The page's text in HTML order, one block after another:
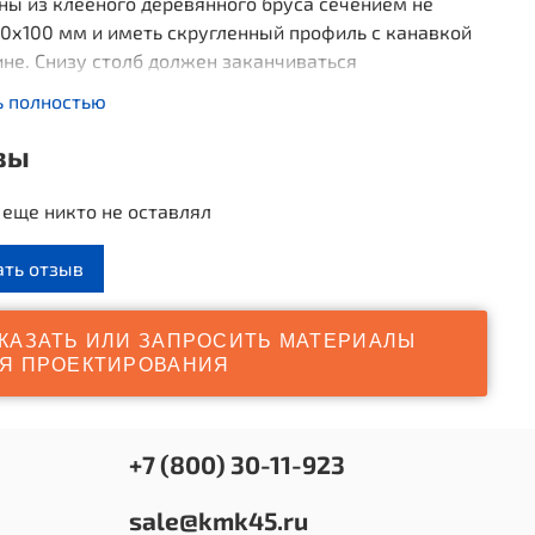
мм и иметь скругленный профиль с канавкой
Снизу столб должен заканчиваться
должны быть изготовлены из влагостойкой
не менее 21 мм. Борта песочницы должны
из деревянной доски толщиной не менее 40
размеры
полностью
никто не оставлял
отзыв
ИЛИ ЗАПРОСИТЬ МАТЕРИАЛЫ
ПРОЕКТИРОВАНИЯ
+7 (800) 30-11-923
sale@kmk45.ru